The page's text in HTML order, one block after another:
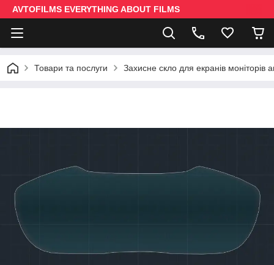
AVTOFILMS EVERYTHING ABOUT FILMS
Товари та послуги Захисне скло для екранів моніторів